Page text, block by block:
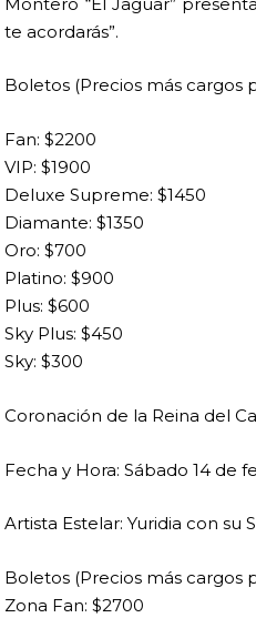
te acordarás”.
Boletos (Precios más cargos
Fan: $2200
VIP: $1900
Deluxe Supreme: $1450
Diamante: $1350
Oro: $700
Platino: $900
Plus: $600
Sky Plus: $450
Sky: $300
Coronación de la Reina del
Fecha y Hora: Sábado 14 de
Artista Estelar: Yuridia con su
Boletos (Precios más cargos
Zona Fan: $2700